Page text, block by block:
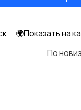
Водные
🌍Показать на
По